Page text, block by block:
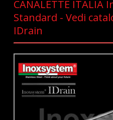
CANALETTE ITALIA
Standard - Vedi
IDrain